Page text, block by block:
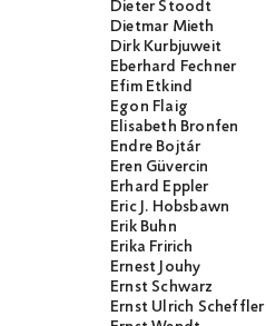
Dieter Stoodt
Dietmar Mieth
Dirk Kurbjuweit
Eberhard Fechner
Efim Etkind
Egon Flaig
Elisabeth Bronfen
Endre Bojtár
Eren Güvercin
Erhard Eppler
Eric J. Hobsbawn
Erik Buhn
Erika Fririch
Ernest Jouhy
Ernst Schwarz
Ernst Ulrich Scheffler